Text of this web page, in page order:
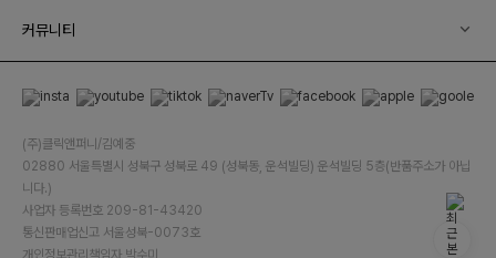
커뮤니티
(주)클릭앤퍼니/김예중
02880 서울특별시 성북구 성북로 49 (성북동, 운석빌딩) 운석빌딩 5층(반품주소가 아닙
니다.)
사업자 등록번호 209-81-43420
통신판매업신고 서울성북-0073호
개인정보관리책임자 박수미